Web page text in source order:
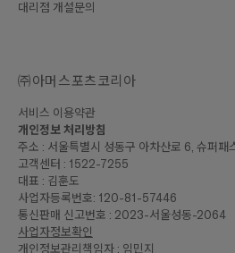
대리점 개설문의
㈜아머스포츠코리아
서비스 이용약관
개인정보 처리방침
주소 : 서울특별시 성동구 아차산로 6, 슈퍼패
고객센터 : 1522-7255
대표 : 김훈도
사업자등록번호: 120-81-57446
통신판매 신고번호 : 2023-서울성동-2064
사업자정보확인
개인정보관리책임자 : 임민지